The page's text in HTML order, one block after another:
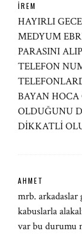
İREM
HAYIRLI
MEDYUM
PARASINI
TELEFON
BAYAN
OLDUĞUNU
DİKKATLİ
AHMET
mrb.
kabuslarla
var bu durumu